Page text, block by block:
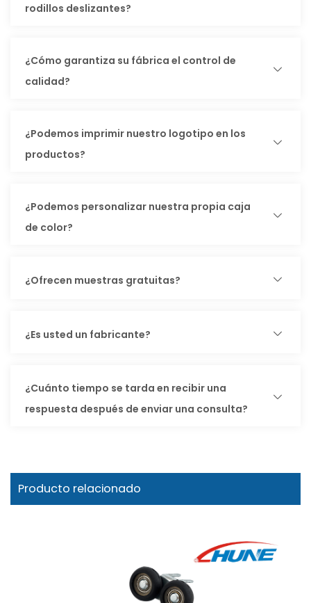
rodillos deslizantes?
¿Cómo garantiza su fábrica el control de
calidad?
¿Podemos imprimir nuestro logotipo en los
productos?
¿Podemos personalizar nuestra propia caja
de color?
¿Ofrecen muestras gratuitas?
¿Es usted un fabricante?
¿Cuánto tiempo se tarda en recibir una
respuesta después de enviar una consulta?
Producto relacionado